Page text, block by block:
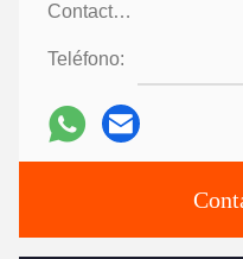
Contactos:
Teléfono: